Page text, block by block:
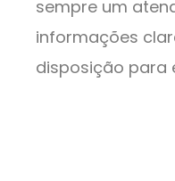
sempre um
informações
disposição para